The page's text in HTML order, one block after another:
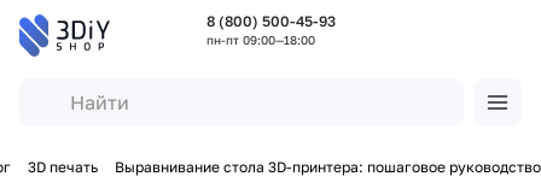
8 (800) 500-45-93
пн-пт 09:00—18:00
3D печать Выравнивание стола 3D-принтера: пошаговое руководство